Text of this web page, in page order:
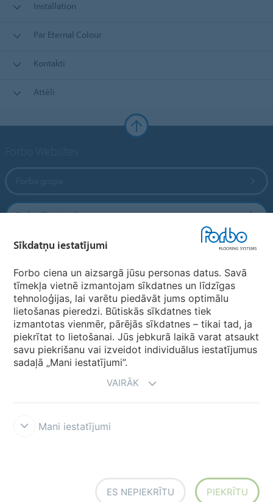
Installation
Par Eternal Colour
Kontakti
Attēli
Forbo Flooring Systems
Forbo Movement Systems
Valstu mājas lapas
Izvēlēties valsti
Sīkdatņu iestatījumi
Forbo ciena un aizsargā jūsu personas datus. Savā
tīmekļa vietnē izmantojam sīkdatnes un līdzīgas
tehnoloģijas, lai varētu piedāvāt jums optimālu
lietošanas pieredzi. Būtiskās sīkdatnes tiek
izmantotas vienmēr, pārējās sīkdatnes – tikai tad, ja
piekrītat to lietošanai. Jūs jebkurā laikā varat atsaukt
savu piekrišanu vai izveidot individuālus iestatījumus
sadaļā „Mani iestatījumi”.
VAIRĀK
Mani iestatījumi
ES NEPIEKRĪTU PIEKRĪTU